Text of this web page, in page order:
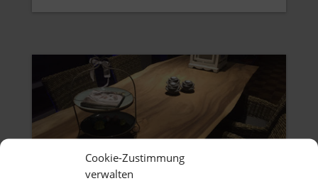
Cookie-Zustimmung
verwalten